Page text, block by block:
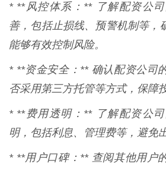
* **风控体系：** 了解配资公
善，包括止损线、预警机制等，
能够有效控制风险。
* **资金安全：** 确认配资公司
否采用第三方托管等方式，保障
* **费用透明：** 了解配资公
明，包括利息、管理费等，避免
* **用户口碑：** 查阅其他用户